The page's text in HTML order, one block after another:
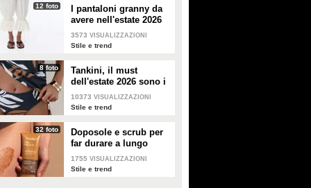
12 foto
I pantaloni granny da
avere nell'estate 2026
3573 VISUALIZZAZIONI
Stile e trend
8 foto
Tankini, il must
dell'estate 2026 sono i
costumi con la canotta
10373 VISUALIZZAZIONI
Stile e trend
32 foto
Doposole e scrub per
far durare a lungo
l'abbronzatura in estate
1755 VISUALIZZAZIONI
Stile e trend